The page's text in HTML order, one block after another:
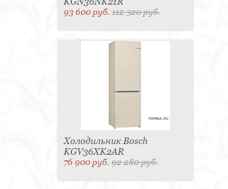
93 600 руб.112 320 руб.
Холодильник Bosch
KGV36XK2AR
76 900 руб.92 280 руб.